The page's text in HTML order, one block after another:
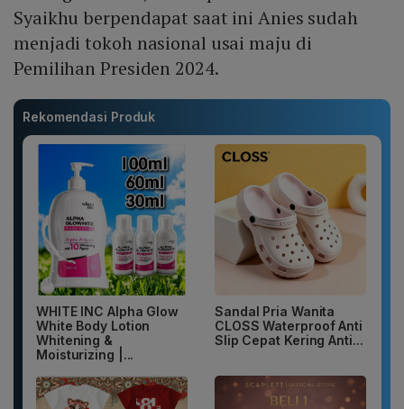
Syaikhu berpendapat saat ini Anies sudah
menjadi tokoh nasional usai maju di
Pemilihan Presiden 2024.
Rekomendasi Produk
WHITE INC Alpha Glow
White Body Lotion
Whitening &
Moisturizing |...
Sandal Pria Wanita
CLOSS Waterproof Anti
Slip Cepat Kering Anti...